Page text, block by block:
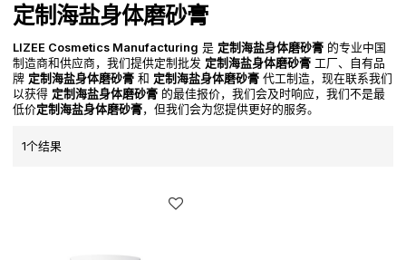
定制海盐身体磨砂膏
LIZEE Cosmetics Manufacturing 是 定制海盐身体磨砂膏 的专业中国
制造商和供应商，我们提供定制批发 定制海盐身体磨砂膏 工厂、自有品
牌 定制海盐身体磨砂膏 和 定制海盐身体磨砂膏 代工制造，现在联系我们
以获得 定制海盐身体磨砂膏 的最佳报价，我们会及时响应，我们不是最
低价定制海盐身体磨砂膏，但我们会为您提供更好的服务。
1个结果